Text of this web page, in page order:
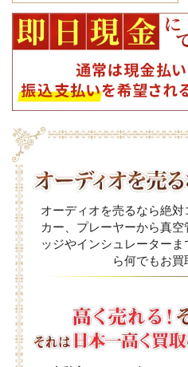
オーディオを売るなら絶
カー、プレーヤーから真
ッジやインシュレーター
ら何でもお買